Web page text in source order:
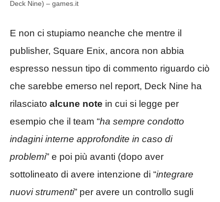
Deck Nine) – games.it
E non ci stupiamo neanche che mentre il
publisher, Square Enix, ancora non abbia
espresso nessun tipo di commento riguardo ciò
che sarebbe emerso nel report, Deck Nine ha
rilasciato alcune note in cui si legge per
esempio che il team “ha sempre condotto
indagini interne approfondite in caso di
problemi” e poi più avanti (dopo aver
sottolineato di avere intenzione di “integrare
nuovi strumenti” per avere un controllo sugli